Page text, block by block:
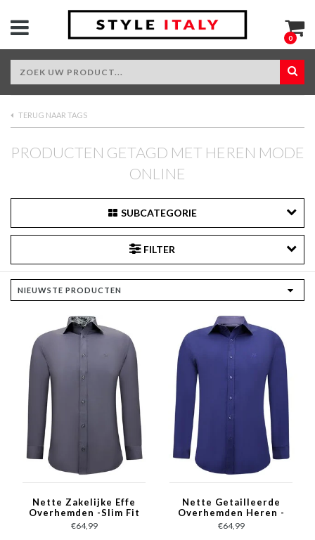
0
TERUG NAAR TAGS
PRODUCTEN GETAGD MET HEREN MODE
ONLINE
SUBCATEGORIE
FILTER
Nette Zakelijke Effe
Overhemden -Slim Fit
Blouse Stretch - Grijs
€64,99
Nette Getailleerde
Overhemden Heren -
Slim Fit Blouse
Stretch - Blauw
€64,99